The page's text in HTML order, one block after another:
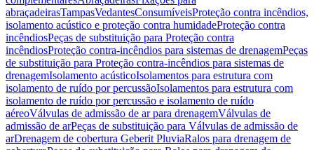
abraçadeirasTampasVedantesConsumíveisProteção contra incêndios,
isolamento acústico e proteção contra humidadeProteção contra
incêndiosPeças de substituição para Proteção contra
incêndiosProteção contra-incêndios para sistemas de drenagemPeças
de substituição para Proteção contra-incêndios para sistemas de
drenagemIsolamento acústicoIsolamentos para estrutura com
isolamento de ruído por percussãoIsolamentos para estrutura com
isolamento de ruído por percussão e isolamento de ruído
aéreoVálvulas de admissão de ar para drenagemVálvulas de
admissão de arPeças de substituição para Válvulas de admissão de
arDrenagem de cobertura Geberit PluviaRalos para drenagem de